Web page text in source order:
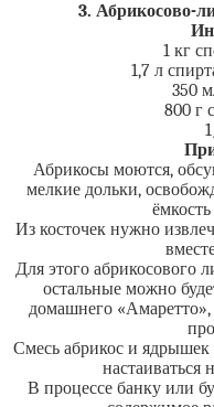
3. Абрикосово-
1 кг
1,7 л
350
800 г
Абрикосы моются,
мелкие дольки,
Из косточек нужно
Для этого абрикосового
остальные можно
домашнего «Амаретто»,
Смесь абрикос и ядрышек
настаиваться
В процессе банку или